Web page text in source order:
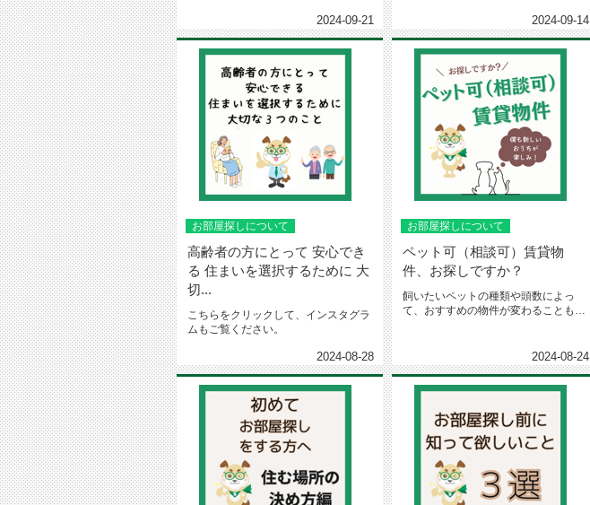
2024-09-21 2024-09-14
お部屋探しについて
高齢者の方にとって 安心でき
る 住まいを選択するために 大
切...
こちらをクリックして、インスタグラ
ムもご覧ください。
2024-08-28
お部屋探しについて
ペット可（相談可）賃貸物
件、お探しですか？
飼いたいペットの種類や頭数によっ
て、おすすめの物件が変わることもあ
2024-08-24